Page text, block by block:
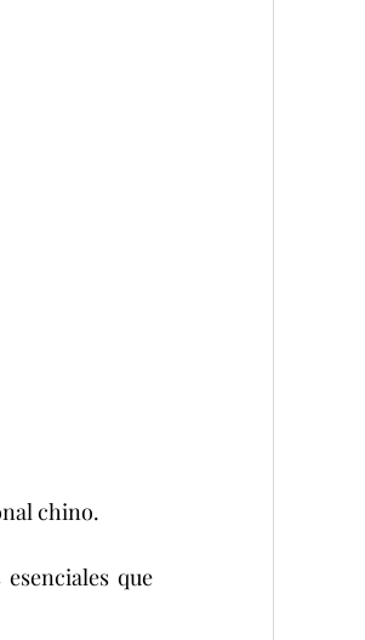
chino.
que